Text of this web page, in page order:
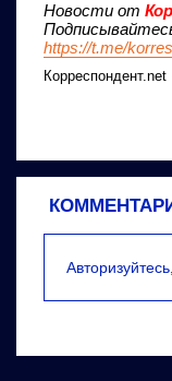
Новости от
https://t.me/
Корреспондент.net
Авторизуйтесь